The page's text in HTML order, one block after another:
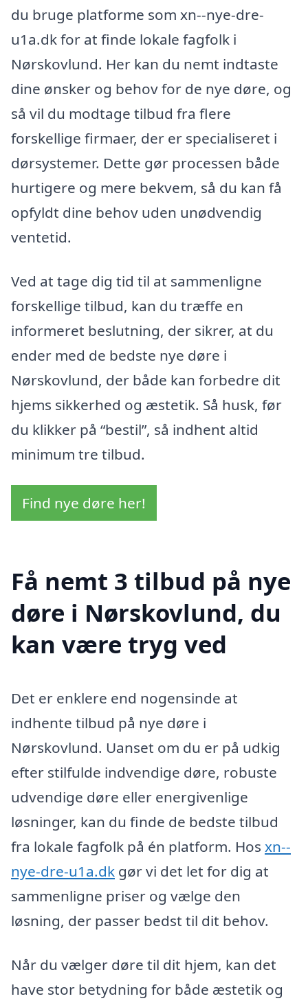
du bruge platforme som xn--nye-dre-
u1a.dk for at finde lokale fagfolk i
Nørskovlund. Her kan du nemt indtaste
dine ønsker og behov for de nye døre, og
så vil du modtage tilbud fra flere
forskellige firmaer, der er specialiseret i
dørsystemer. Dette gør processen både
hurtigere og mere bekvem, så du kan få
opfyldt dine behov uden unødvendig
ventetid.
Ved at tage dig tid til at sammenligne
forskellige tilbud, kan du træffe en
informeret beslutning, der sikrer, at du
ender med de bedste nye døre i
Nørskovlund, der både kan forbedre dit
hjems sikkerhed og æstetik. Så husk, før
du klikker på “bestil”, så indhent altid
minimum tre tilbud.
Find nye døre her!
Få nemt 3 tilbud på nye
døre i Nørskovlund, du
kan være tryg ved
Det er enklere end nogensinde at
indhente tilbud på nye døre i
Nørskovlund. Uanset om du er på udkig
efter stilfulde indvendige døre, robuste
udvendige døre eller energivenlige
løsninger, kan du finde de bedste tilbud
fra lokale fagfolk på én platform. Hos xn--
nye-dre-u1a.dk gør vi det let for dig at
sammenligne priser og vælge den
løsning, der passer bedst til dit behov.
Når du vælger døre til dit hjem, kan det
have stor betydning for både æstetik og